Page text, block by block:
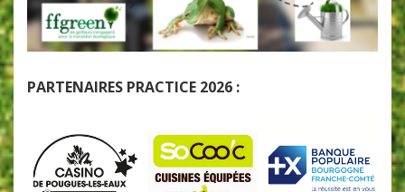
PARTENAIRES PRACTICE 2026 :